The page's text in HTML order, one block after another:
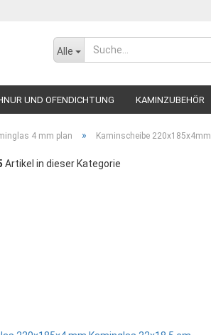
Alle
UND OFENDICHTUNG KAMINZUBEHÖR
4 mm plan » Kaminscheibe 220x185x4mm
Artikel in dieser Kategorie